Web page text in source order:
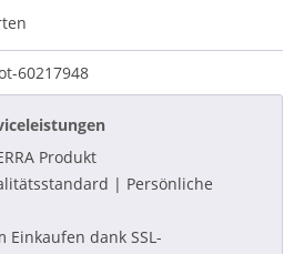
60217948
Produkt
| Persönliche
dank SSL-